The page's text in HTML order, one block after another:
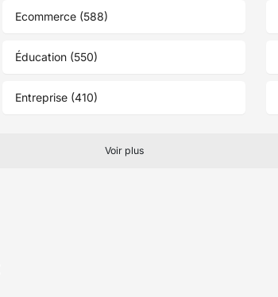
Ecommerce (588)
Éducation (550)
Entreprise (410)
Voir plus